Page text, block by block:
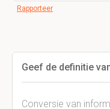
Rapporteer
Geef de definitie
Conversie van